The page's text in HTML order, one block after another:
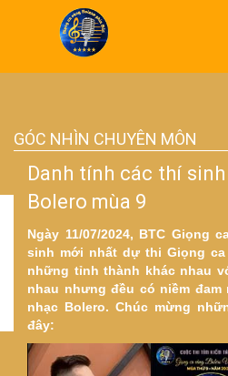
GÓC NHÌN CHUYÊN MÔN
Danh tính các thí
Bolero mùa 9
Ngày 11/07/2024, BTC Giọng
sinh mới nhất dự thi Giọng
những tỉnh thành khác nhau
nhau nhưng đều có niềm
nhạc Bolero. Chúc mừng
đây: